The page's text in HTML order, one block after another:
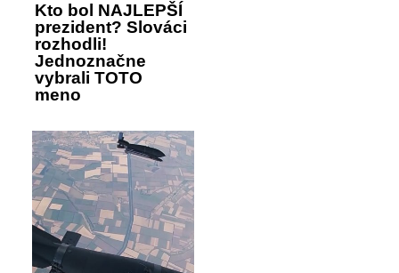
Kto bol NAJLEPŠÍ
prezident? Slováci
rozhodli!
Jednoznačne
vybrali TOTO
meno